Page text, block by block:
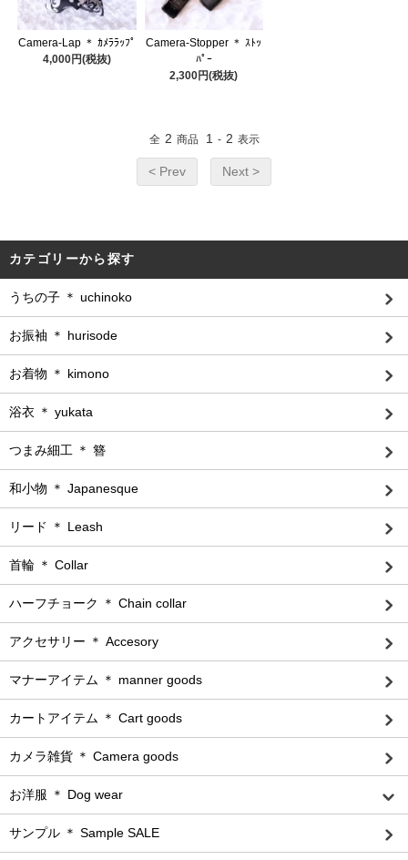
Camera-Lap ＊ ｶﾒﾗﾗｯﾌﾟ
4,000円(税抜)
Camera-Stopper ＊ ｽﾄｯ
ﾊﾟｰ
2,300円(税抜)
全 2 商品 1 - 2 表示
< Prev Next >
カテゴリーから探す
うちの子 ＊ uchinoko
お振袖 ＊ hurisode
お着物 ＊ kimono
浴衣 ＊ yukata
つまみ細工 ＊ 簪
和小物 ＊ Japanesque
リード ＊ Leash
首輪 ＊ Collar
ハーフチョーク ＊ Chain collar
アクセサリー ＊ Accesory
マナーアイテム ＊ manner goods
カートアイテム ＊ Cart goods
カメラ雑貨 ＊ Camera goods
お洋服 ＊ Dog wear
サンプル ＊ Sample SALE